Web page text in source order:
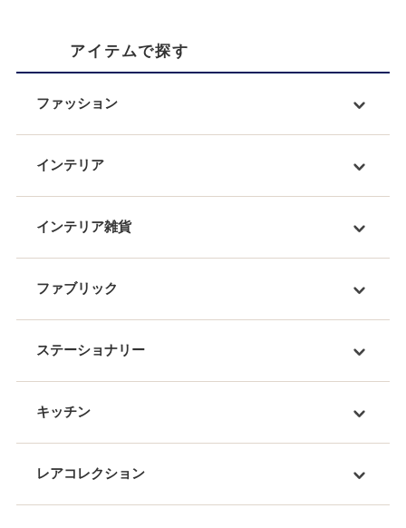
アイテムで探す
ファッション
インテリア
インテリア雑貨
ファブリック
ステーショナリー
キッチン
レアコレクション